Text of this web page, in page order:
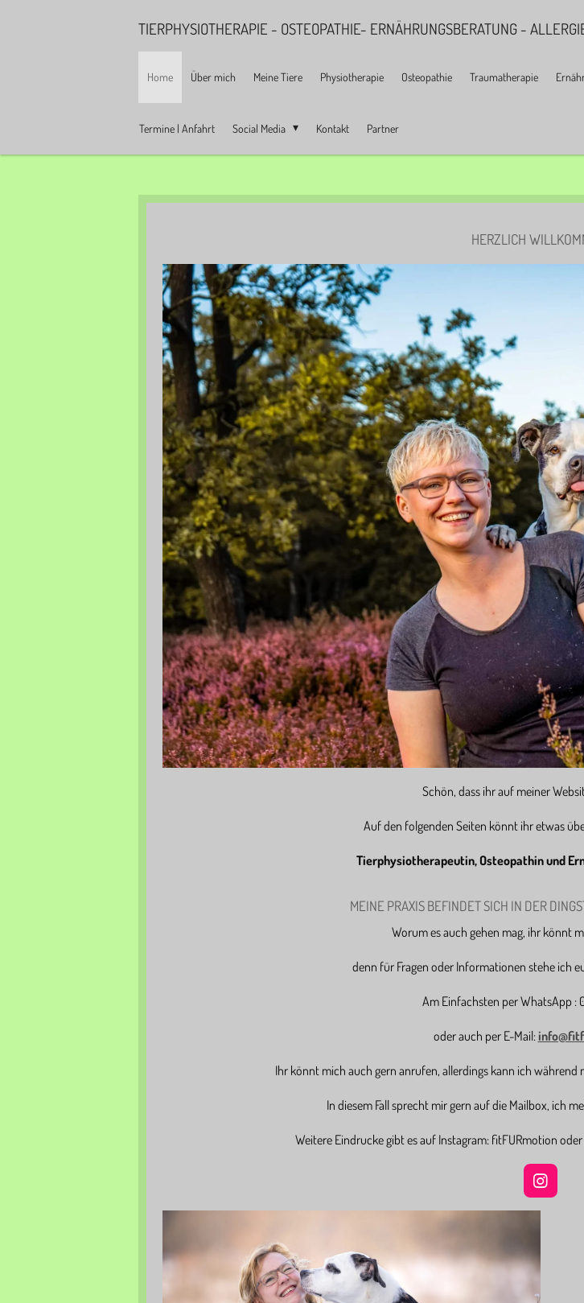
TIERPHYSIOTHERAPIE - OSTEOPATHIE- ERNÄHRUNGSBERATUNG -
Home Über mich Meine Tiere Physiotherapie Osteopathie Traumatherapie
Termine | Anfahrt Social Media Kontakt Partner
HERZLICH
Schön, dass ihr auf meiner
Auf den folgenden Seiten könnt ihr etwas
Tierphysiotherapeutin, Osteopathin und
MEINE PRAXIS BEFINDET SICH IN DER
Worum es auch gehen mag, ihr könnt
denn für Fragen oder Informationen stehe ich
Am Einfachsten per WhatsApp :
oder auch per E-Mail:
Ihr könnt mich auch gern anrufen, allerdings kann ich während
In diesem Fall sprecht mir gern auf die Mailbox, ich
Weitere Eindrucke gibt es auf Instagram: fitFURmotion
I
n
g
a